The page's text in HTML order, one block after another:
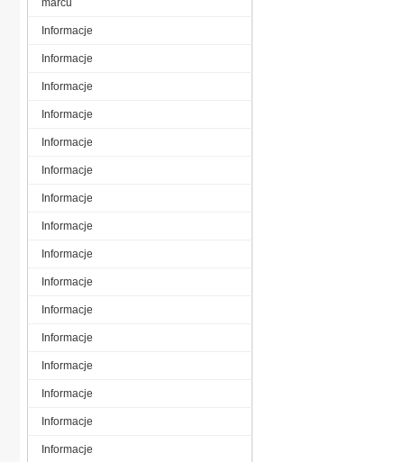
Informacje
Informacje
Informacje
Informacje
Informacje
Informacje
Informacje
Informacje
Informacje
Informacje
Informacje
Informacje
Informacje
Informacje
Informacje
Informacje